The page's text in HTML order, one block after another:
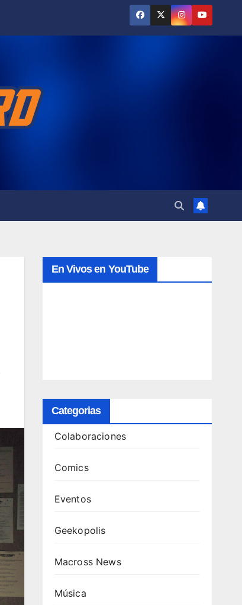
En Vivos en YouTube
Categorias
Colaboraciones
Comics
Eventos
Geekopolis
Macross News
Música